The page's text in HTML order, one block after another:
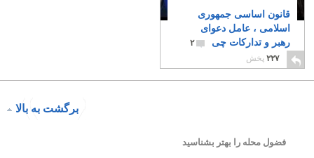
قانون اساسی جمهوری
اسلامی ، عامل دعوای
رهبر و تدارکات چی
۲
۲۲۷ پخش
برگشت به بالا
فضول محله را بهتر بشناسید